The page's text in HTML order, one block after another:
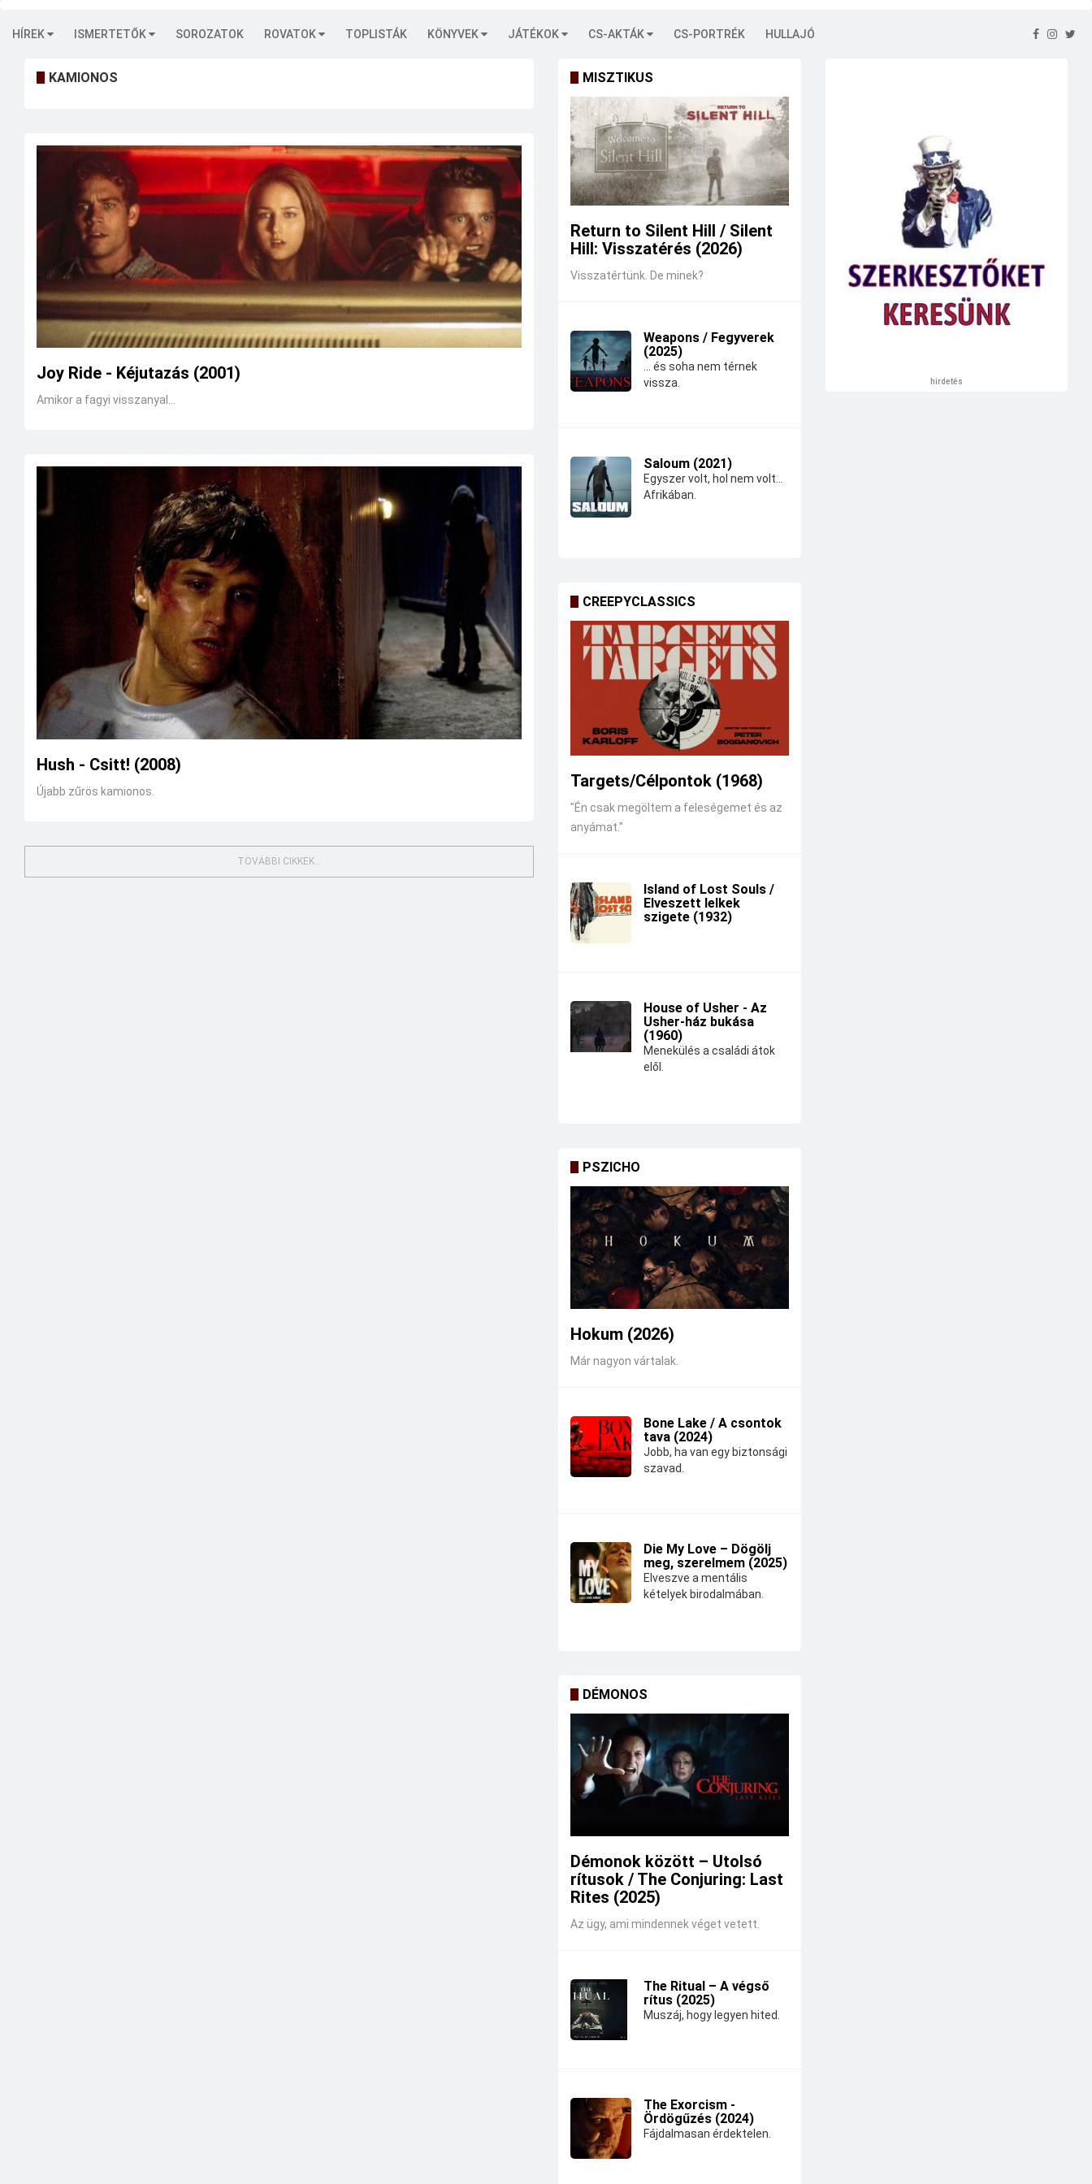
HÍREK ISMERTETŐK SOROZATOK ROVATOK TOPLISTÁK KÖNYVEK JÁTÉKOK CS-AKTÁK CS-PORTRÉK HULLAJÓ
KAMIONOS
Joy Ride - Kéjutazás (2001)
Amikor a fagyi visszanyal...
Hush - Csitt! (2008)
Újabb zűrös kamionos.
TOVÁBBI CIKKEK...
MISZTIKUS
Return to Silent Hill / Silent
Hill: Visszatérés (2026)
Visszatértünk. De minek?
Weapons / Fegyverek
(2025)
... és soha nem térnek
vissza.
Saloum (2021)
Egyszer volt, hol nem volt...
Afrikában.
CREEPYCLASSICS
Targets/Célpontok (1968)
"Én csak megöltem a feleségemet és az
anyámat."
Island of Lost Souls /
Elveszett lelkek
szigete (1932)
House of Usher - Az
Usher-ház bukása
(1960)
Menekülés a családi átok
elől.
PSZICHO
Hokum (2026)
Már nagyon vártalak.
Bone Lake / A csontok
tava (2024)
Jobb, ha van egy biztonsági
szavad.
Die My Love – Dögölj
meg, szerelmem (2025)
Elveszve a mentális
kételyek birodalmában.
DÉMONOS
Démonok között – Utolsó
rítusok / The Conjuring: Last
Rites (2025)
Az ügy, ami mindennek véget vetett.
The Ritual – A végső
rítus (2025)
Muszáj, hogy legyen hited.
The Exorcism -
Ördögűzés (2024)
Fájdalmasan érdektelen.
hirdetés